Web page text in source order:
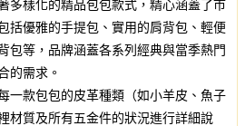
多樣化的精品包包款式，精心涵蓋了市
括優雅的手提包、實用的肩背包、輕便
包等，品牌涵蓋各系列經典與當季熱門
的需求。
一款包包的皮革種類（如小羊皮、魚子
材質及所有五金件的狀況進行詳細說